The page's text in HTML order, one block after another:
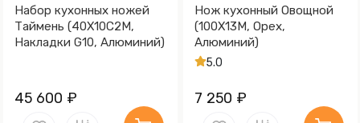
Набор кухонных ножей
Таймень (40Х10С2М,
Накладки G10, Алюминий)
45 600 ₽
Нож кухонный Овощной
(100Х13М, Орех,
Алюминий)
5.0
7 250 ₽